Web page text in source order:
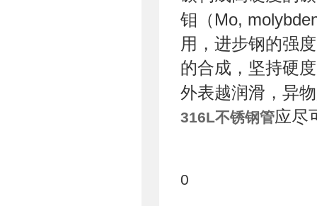
钼（Mo,
用，进步钢的强
的合成，坚持硬
外表越润滑，异
316L不锈钢管应尽
0